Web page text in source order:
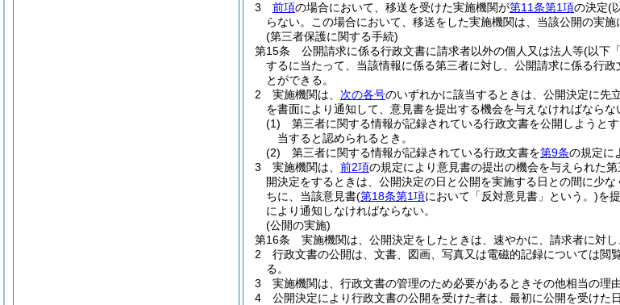
3
前項の場合において、移送を受けた実施機関が第11条第1項の決定(
らない。
この場合において、移送をした実施機関は、当該公開の実施
(第三者保護に関する手続)
第15条
公開請求に係る行政文書に請求者以外の個人又は法人等(以下
するに当たって、当該情報に係る第三者に対し、公開請求に係る行
とができる。
2
実施機関は、 次の各号のいずれかに該当するときは、公開決定に先
を書面により通知して、意見書を提出する機会を与えなければならな
(1)
第三者に関する情報が記録されている行政文書を公開しようと
当すると認められるとき。
(2)
第三者に関する情報が記録されている行政文書を第9条の規定に
3
実施機関は、 前2項の規定により意見書の提出の機会を与えられた
開決定をするときは、公開決定の日と公開を実施する日との間に少な
ちに、当該意見書(第18条第1項において「反対意見書」という。)を
により通知しなければならない。
(公開の実施)
第16条
実施機関は、公開決定をしたときは、速やかに、請求者に対
2
行政文書の公開は、文書、図画、写真又は電磁的記録については閲
る。
3
実施機関は、行政文書の管理のため必要があるときその他相当の理
4
公開決定により行政文書の公開を受けた者は、最初に公開を受け